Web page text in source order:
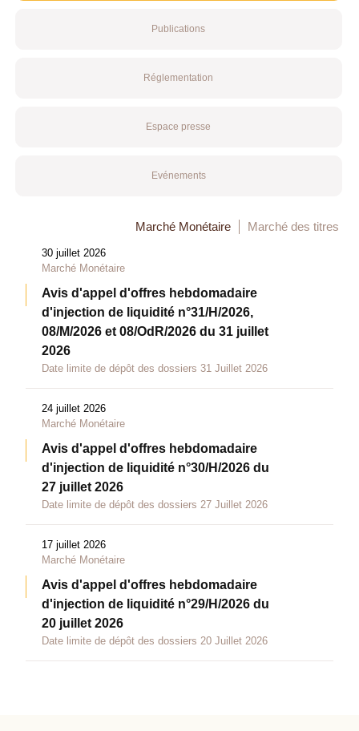
Publications
Réglementation
Espace presse
Evénements
Marché Monétaire Marché des titres
30 juillet 2026
Marché Monétaire
Avis d'appel d'offres hebdomadaire
d'injection de liquidité n°31/H/2026,
08/M/2026 et 08/OdR/2026 du 31 juillet
2026
Date limite de dépôt des dossiers 31 Juillet 2026
24 juillet 2026
Marché Monétaire
Avis d'appel d'offres hebdomadaire
d'injection de liquidité n°30/H/2026 du
27 juillet 2026
Date limite de dépôt des dossiers 27 Juillet 2026
17 juillet 2026
Marché Monétaire
Avis d'appel d'offres hebdomadaire
d'injection de liquidité n°29/H/2026 du
20 juillet 2026
Date limite de dépôt des dossiers 20 Juillet 2026